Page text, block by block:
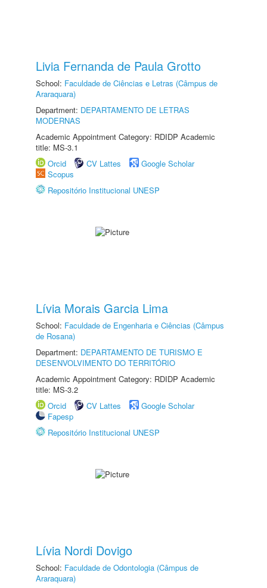
Livia Fernanda de Paula Grotto
School: Faculdade de Ciências e Letras (Câmpus de
Araraquara)
Department: DEPARTAMENTO DE LETRAS
MODERNAS
Academic Appointment Category: RDIDP Academic
title: MS-3.1
Orcid
CV Lattes
Google Scholar
Scopus
Repositório Institucional UNESP
Lívia Morais Garcia Lima
School: Faculdade de Engenharia e Ciências (Câmpus
de Rosana)
Department: DEPARTAMENTO DE TURISMO E
DESENVOLVIMENTO DO TERRITÓRIO
Academic Appointment Category: RDIDP Academic
title: MS-3.2
Orcid
CV Lattes
Google Scholar
Fapesp
Repositório Institucional UNESP
Lívia Nordi Dovigo
School: Faculdade de Odontologia (Câmpus de
Araraquara)